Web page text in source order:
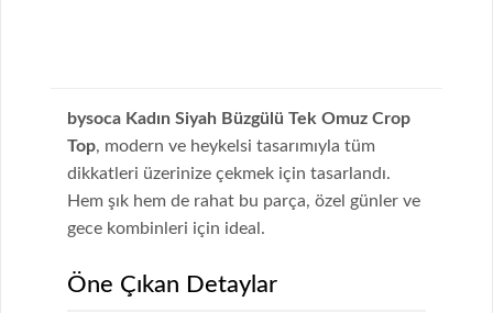
bysoca Kadın Siyah Büzgülü Tek Omuz Crop
Top, modern ve heykelsi tasarımıyla tüm
dikkatleri üzerinize çekmek için tasarlandı.
Hem şık hem de rahat bu parça, özel günler ve
gece kombinleri için ideal.
Öne Çıkan Detaylar